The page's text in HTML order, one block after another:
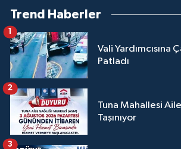
Trend Haberler
Vali Yardımcısına
Patladı
1
Tuna Mahallesi
Taşınıyor
2
3